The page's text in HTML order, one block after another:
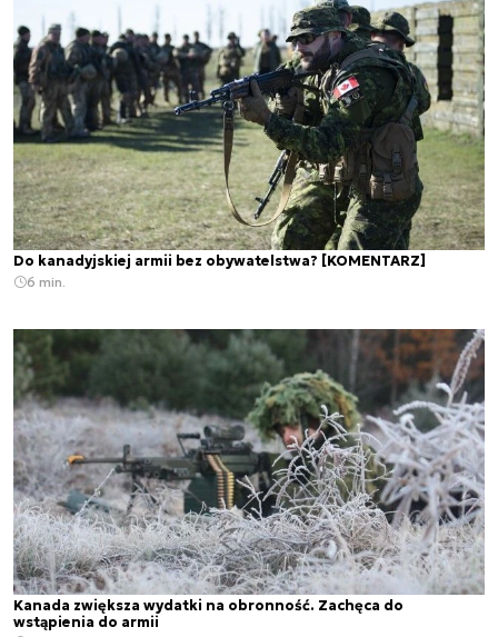
Do kanadyjskiej armii bez obywatelstwa? [KOMENTARZ]
6 min.
Kanada zwiększa wydatki na obronność. Zachęca do
wstąpienia do armii